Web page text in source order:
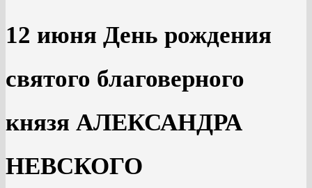
12 июня День рождения
святого благоверного
князя АЛЕКСАНДРА
НЕВСКОГО